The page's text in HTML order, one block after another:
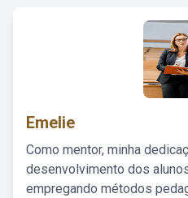
Emelie
Como mentor, minha
desenvolvimento dos
empregando métodos